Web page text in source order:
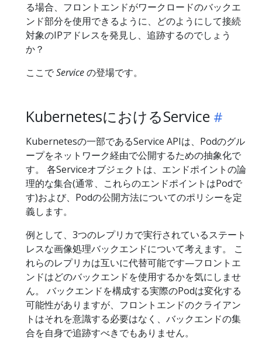
る場合、フロントエンドがワークロードのバックエ
ンド部分を使用できるように、どのようにして接続
対象のIPアドレスを発見し、追跡するのでしょう
か？
ここでServiceの登場です。
KubernetesにおけるService
Kubernetesの一部であるService APIは、Podのグル
ープをネットワーク経由で公開するための抽象化で
す。 各Serviceオブジェクトは、エンドポイントの論
理的な集合(通常、これらのエンドポイントはPodで
す)および、Podの公開方法についてのポリシーを定
義します。
例として、3つのレプリカで実行されているステート
レスな画像処理バックエンドについて考えます。 こ
れらのレプリカは互いに代替可能です—フロントエ
ンドはどのバックエンドを使用するかを気にしませ
ん。 バックエンドを構成する実際のPodは変化する
可能性がありますが、フロントエンドのクライアン
トはそれを意識する必要はなく、バックエンドの集
合を自身で追跡すべきでもありません。